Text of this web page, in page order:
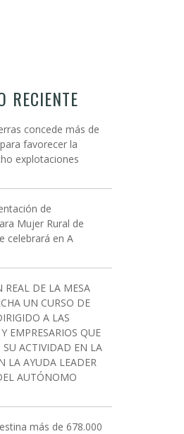
RECIENTE
concede más de
favorecer la
explotaciones
de
Mujer Rural de
celebrará en A
REAL DE LA MESA
UN CURSO DE
A LAS
EMPRESARIOS QUE
ACTIVIDAD EN LA
LA AYUDA LEADER
AUTÓNOMO
más de 678.000